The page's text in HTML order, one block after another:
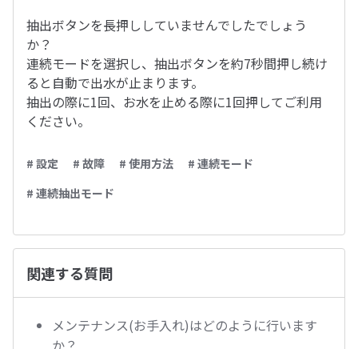
抽出ボタンを長押ししていませんでしたでしょう
か？
連続モードを選択し、抽出ボタンを約7秒間押し続け
ると自動で出水が止まります。
抽出の際に1回、お水を止める際に1回押してご利用
ください。
# 設定 # 故障 # 使用方法
# 連続モード
# 連続抽出モード
関連する質問
メンテナンス(お手入れ)はどのように行います